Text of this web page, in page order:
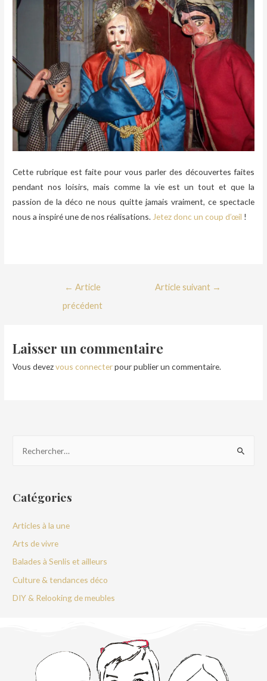
Cette rubrique est faite pour vous parler des découvertes faites
pendant nos loisirs, mais comme la vie est un tout et que la
passion de la déco ne nous quitte jamais vraiment, ce spectacle
nous a inspiré une de nos réalisations. Jetez donc un coup d’œil !
← Article
précédent
Article suivant →
Laisser un commentaire
Vous devezvous connecterpour publier un commentaire.
Catégories
Articles à la une
Arts de vivre
Balades à Senlis et ailleurs
Culture & tendances déco
DIY & Relooking de meubles